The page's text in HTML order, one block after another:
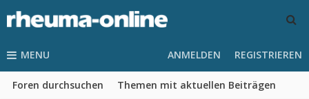
MENU
Foren durchsuchen Themen mit aktuellen Beiträgen
ANMELDEN REGISTRIEREN